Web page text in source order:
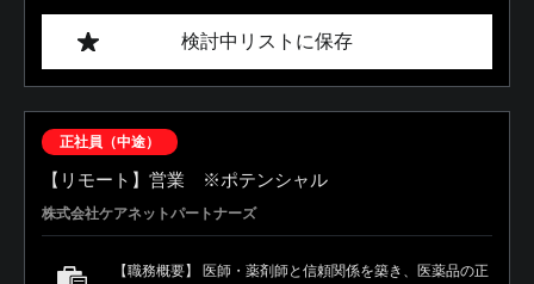
検討中リストに保存
正社員（中途）
【リモート】営業 ※ポテンシャル
株式会社ケアネットパートナーズ
【職務概要】 医師・薬剤師と信頼関係を築き、医薬品の正